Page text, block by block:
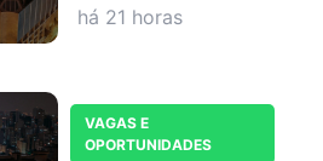
há 21 horas
VAGAS E
OPORTUNIDADES